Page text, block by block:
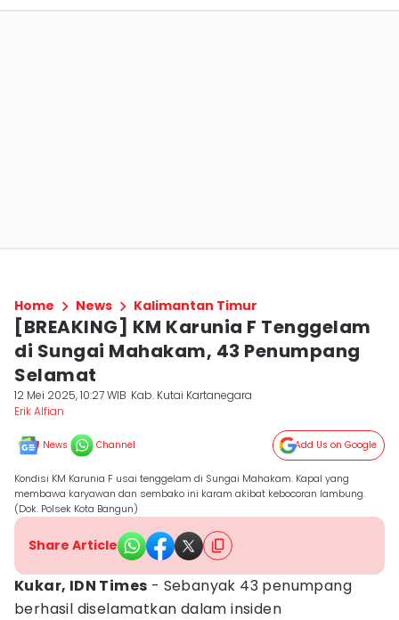
Home News Kalimantan Timur
[BREAKING] KM Karunia F Tenggelam
di Sungai Mahakam, 43 Penumpang
Selamat
12 Mei 2025, 10:27 WIB Kab. Kutai Kartanegara
Erik Alfian
News Channel Add Us on Google
Kondisi KM Karunia F usai tenggelam di Sungai Mahakam. Kapal yang
membawa karyawan dan sembako ini karam akibat kebocoran lambung.
(Dok. Polsek Kota Bangun)
Share Article
Kukar, IDN Times - Sebanyak 43 penumpang
berhasil diselamatkan dalam insiden